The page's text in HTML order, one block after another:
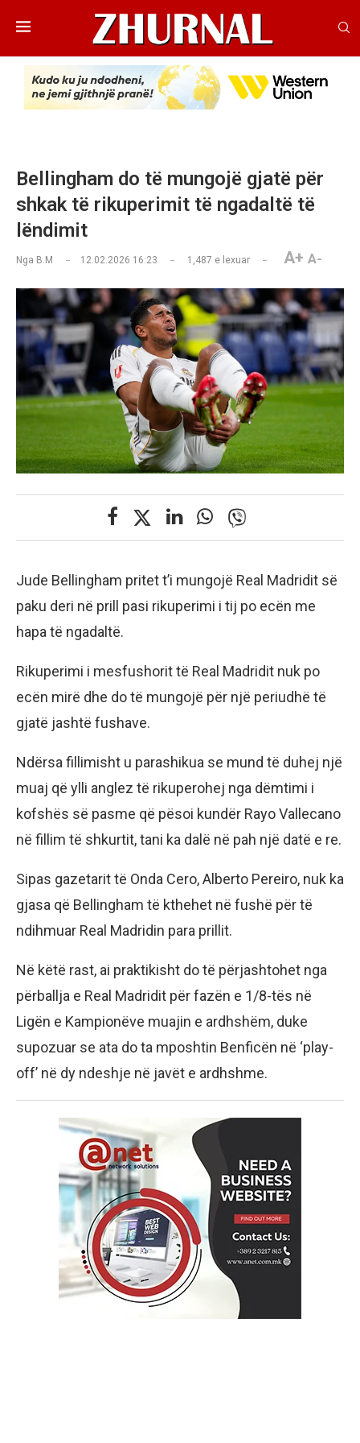
Bellingham do të mungojë gjatë për
shkak të rikuperimit të ngadaltë të
lëndimit
Nga B.M 12.02.2026 16:23 1,487 e lexuar A+ A-
Jude Bellingham pritet t’i mungojë Real Madridit së
paku deri në prill pasi rikuperimi i tij po ecën me
hapa të ngadaltë.
Rikuperimi i mesfushorit të Real Madridit nuk po
ecën mirë dhe do të mungojë për një periudhë të
gjatë jashtë fushave.
Ndërsa fillimisht u parashikua se mund të duhej një
muaj që ylli anglez të rikuperohej nga dëmtimi i
kofshës së pasme që pësoi kundër Rayo Vallecano
në fillim të shkurtit, tani ka dalë në pah një datë e re.
Sipas gazetarit të Onda Cero, Alberto Pereiro, nuk ka
gjasa që Bellingham të kthehet në fushë për të
ndihmuar Real Madridin para prillit.
Në këtë rast, ai praktikisht do të përjashtohet nga
përballja e Real Madridit për fazën e 1/8-tës në
Ligën e Kampionëve muajin e ardhshëm, duke
supozuar se ata do ta mposhtin Benficën në ‘play-
off’ në dy ndeshje në javët e ardhshme.